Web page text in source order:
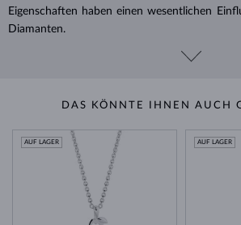
Eigenschaften haben einen wesentlichen
Diamanten.
DAS KÖNNTE IHNEN AUCH
AUF LAGER AUF LAGER